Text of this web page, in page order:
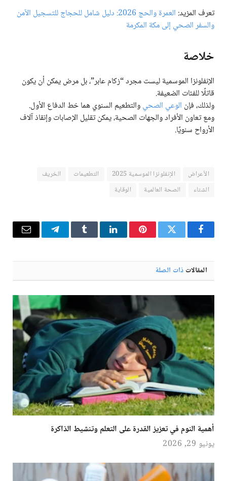
تعرف المزيد:
العمرة والحج 2026: دليل شامل للحجاج للتسجيل الآمن
والسفر الصحي إلى مكة المكرمة
خلاصة
الإنفلونزا الموسمية ليست مجرد “زكام عابر”، بل مرض يمكن أن يكون
قاتلًا للفئات الضعيفة.
ولذلك، فإن الوعي الصحيوالتطعيم السنوي هما خط الدفاع الأول.
ومع تعاون الأفراد والجهات الصحية، يمكن تقليل الإصابات وإنقاذ آلاف
الأرواح سنويًا.
الأعراض الإنفلونزا الموسمية 2025 التطعيمات
الخريف
الشتاء
الصحة العالمية الوقاية
فيسبوكتويتر بينتيريستلينكدإن Tumblr تيلقرام البريد
المقالات ذات الصلة
أهمية النوم في تعزيز القدرة على التعلم وتنشيط الذاكرة
يونيو 29, 2026